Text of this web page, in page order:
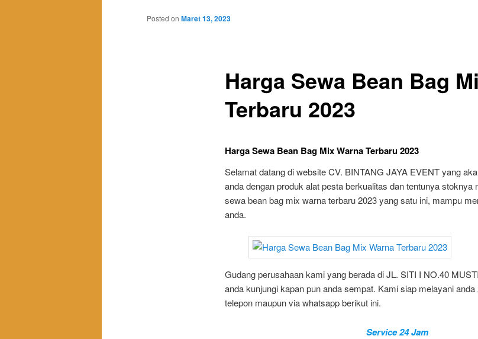
Harga Sewa Bean Bag
Terbaru 2023
Posted on Maret 13, 2023
Harga Sewa Bean Bag Mix Warna Terbaru 2023
Selamat datang di website CV. BINTANG JAYA EVENT yang
anda dengan produk alat pesta berkualitas dan tentunya stoknya
sewa bean bag mix warna terbaru 2023 yang satu ini, mampu
anda.
Gudang perusahaan kami yang berada di JL. SITI I NO.40
anda kunjungi kapan pun anda sempat. Kami siap melayani
telepon maupun via whatsapp berikut ini.
Service 24 Jam